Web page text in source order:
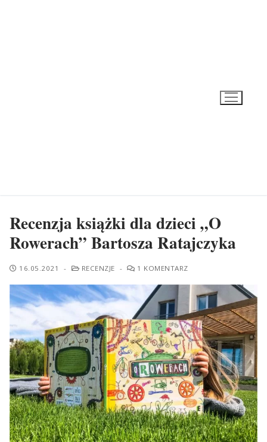
Recenzja książki dla dzieci „O
Rowerach” Bartosza Ratajczyka
16.05.2021 - RECENZJE - 1 KOMENTARZ